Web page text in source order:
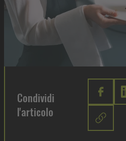
Condividi
l'articolo